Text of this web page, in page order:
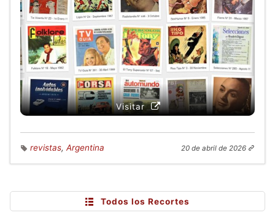
Visitar
revistas, Argentina 20 de abril de 2026
Todos los Recortes